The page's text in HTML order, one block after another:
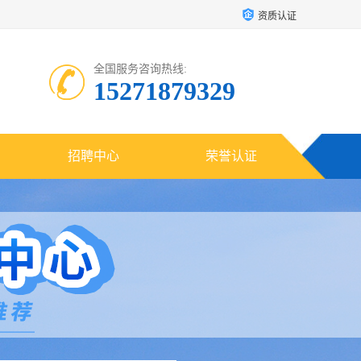
资质认证
全国服务咨询热线:
15271879329
招聘中心 荣誉认证